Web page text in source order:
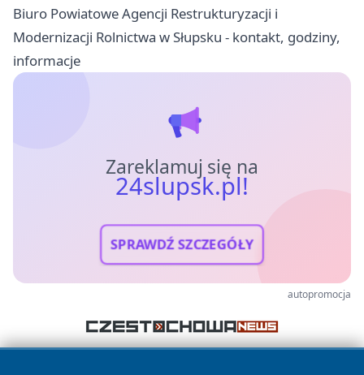
Biuro Powiatowe Agencji Restrukturyzacji i
Modernizacji Rolnictwa w Słupsku - kontakt, godziny,
informacje
Zareklamuj się na
24slupsk.pl!
SPRAWDŹ SZCZEGÓŁY
autopromocja